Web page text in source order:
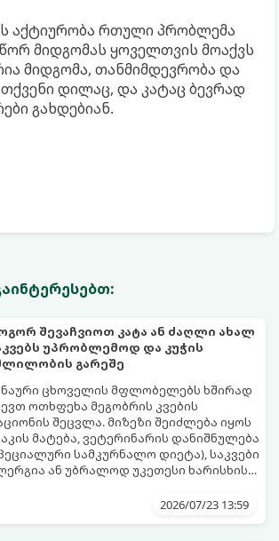
აქტიურობა რთული პრობლემა
მიდგომას ყოველთვის მოაქვს
მიდგომა, თანმიმდევრობა და
დილაც, და კატაც ბევრად
გახდებიან.
შევაჩვიოთ კატა ან ძაღლი ახალ
უპრობლემოდ და კუჭის
გარეშე
ცხოველის მფლობელებს ხშირად
ოთხფეხა მეგობრის კვების
შეცვლა. მიზეზი შეიძლება იყოს
მატება, ვეტერინარის დანიშნულება
სამკურნალო დიეტა), საკვები
ან უბრალოდ უკეთესი ხარისხის
საკვების მკვეთრი, ერთდღიანი
2026/07/23 13:59